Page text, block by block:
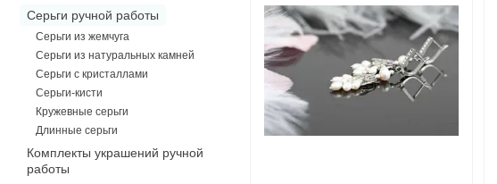
Серьги ручной работы
Серьги из жемчуга
Серьги из натуральных камней
Серьги с кристаллами
Серьги-кисти
Кружевные серьги
Длинные серьги
Комплекты украшений ручной
работы